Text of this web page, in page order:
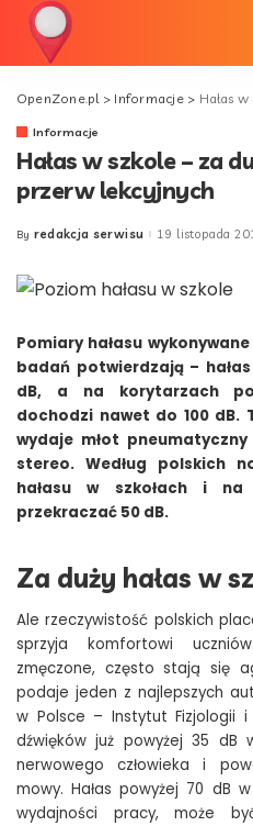
OpenZone.pl> Informacje> Hałas w
Informacje
Hałas w szkole – za
przerw lekcyjnych
Posted
By redakcja serwisu 19 listopada
Pomiary hałasu
badań potwierdzają –
dB, a na korytarzach
dochodzi nawet do 100 dB.
wydaje młot
stereo. Według polskich
hałasu w szkołach i na
przekraczać 50 dB.
Za duży hałas w
Ale rzeczywistość polskich
sprzyja komfortowi
zmęczone, często stają się
podaje jeden z najlepszych
w Polsce – Instytut Fizjologii i
dźwięków już powyżej 35 dB
nerwowego człowieka i
mowy. Hałas powyżej 70 dB
wydajności pracy, może